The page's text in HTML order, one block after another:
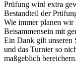
Prüfung wird extra
Bestandteil der
Wie immer planen wir
Beisammensein mit
Ein Dank gilt unseren
und das Turnier so
maßgeblich bereichern.